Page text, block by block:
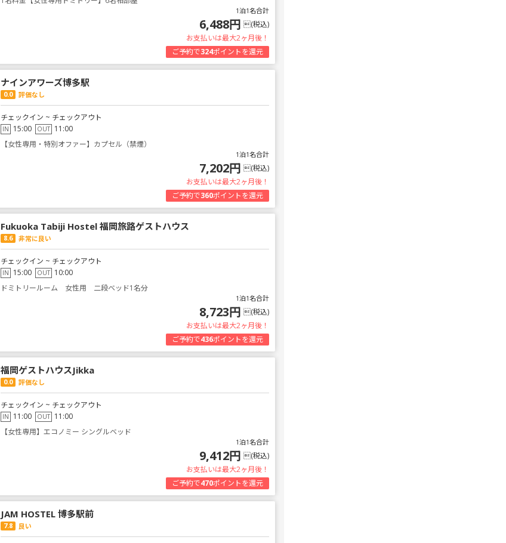
1泊1名合計
6,488円 (税込)
お支払いは最大2ヶ月後！
ご予約で324ポイントを還元
ナインアワーズ博多駅
0.0 評価なし
チェックイン ~ チェックアウト
IN 15:00 OUT 11:00
【女性専用・特別オファー】カプセル（禁煙）
1泊1名合計
7,202円 (税込)
お支払いは最大2ヶ月後！
ご予約で360ポイントを還元
Fukuoka Tabiji Hostel 福岡旅路ゲストハウス
8.6 非常に良い
チェックイン ~ チェックアウト
IN 15:00 OUT 10:00
ドミトリールーム 女性用 二段ベッド1名分
1泊1名合計
8,723円 (税込)
お支払いは最大2ヶ月後！
ご予約で436ポイントを還元
福岡ゲストハウスJikka
0.0 評価なし
チェックイン ~ チェックアウト
IN 11:00 OUT 11:00
【女性専用】エコノミー シングルベッド
1泊1名合計
9,412円 (税込)
お支払いは最大2ヶ月後！
ご予約で470ポイントを還元
JAM HOSTEL 博多駅前
7.8 良い